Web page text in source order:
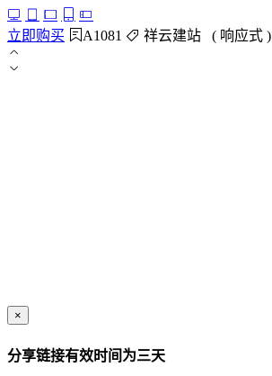
立即购买 A1081 祥云建站 ( 响应式 )
×
分享链接有效时间为三天